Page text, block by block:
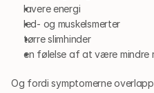
lavere energi
led- og muskelsmerter
tørre slimhinder
en følelse af at være mindre
Og fordi symptomerne